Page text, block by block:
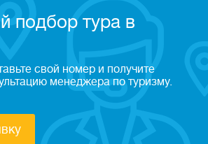
подбор тура в
свой номер и получите
менеджера по туризму.